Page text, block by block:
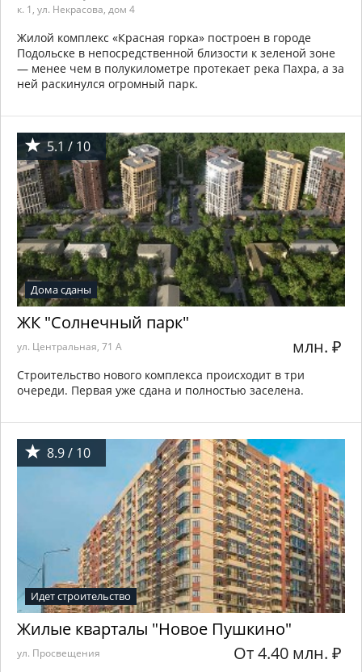
к. 1, ул. Некрасова, дом 4
Жилой комплекс «Красная горка» построен в городе
Подольске в непосредственной близости к зеленой зоне
— менее чем в полукилометре протекает река Пахра, а за
ней раскинулся огромный парк.
5.1 / 10
Дома сданы
ЖК "Солнечный парк"
ул. Центральная, 71 А млн. ₽
Строительство нового комплекса происходит в три
очереди. Первая уже сдана и полностью заселена.
8.9 / 10
Идет строительство
Жилые кварталы "Новое Пушкино"
ул. Просвещения От 4.40 млн. ₽